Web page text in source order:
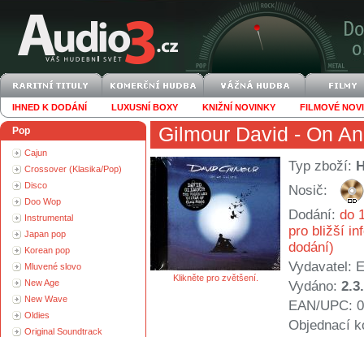
IHNED K DODÁNÍ LUXUSNÍ BOXY KNIŽNÍ NOVINKY FILMOVÉ
Pop
Cajun
Crossover (Klasika/Pop)
Disco
Doo Wop
Instrumental
Japan pop
Korean pop
Mluvené slovo
New Age
New Wave
Oldies
Original Soundtrack
Gilmour David - On
Klikněte pro zvětšení.
Typ zboží:
Nosič:
Dodání: do
pro bližší
dodání)
Vydavatel:
Vydáno:
EAN/UPC:
Objednací